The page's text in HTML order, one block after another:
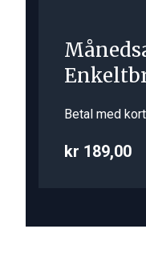
Betal med
kr 189,00